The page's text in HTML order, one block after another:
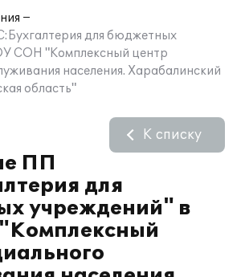
для бюджетных
СОН "Комплексный центр
населения. Харабалинский
область"
ПП
для
учреждений" в
К списку